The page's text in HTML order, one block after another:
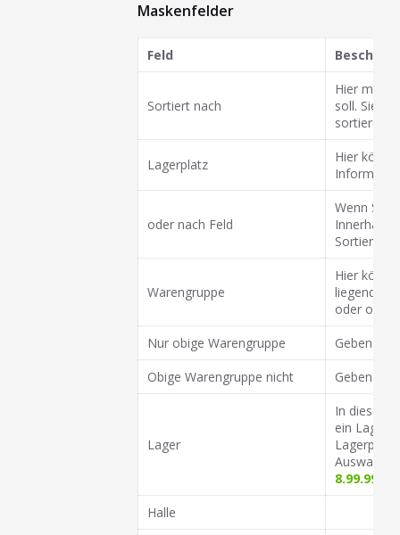
Maskenfelder
Feld
Sortiert nach
Hier muss
soll. Sie
sortieren.
Lagerplatz
Hier
oder nach Feld
Wenn Sie
Innerhalb
Warengruppe
Hier
liegenden
oder ob
Nur obige Warengruppe
Geben Sie
Obige Warengruppe nicht
Geben Sie
Lager
In diesem
ein Lager
Auswahl
Halle